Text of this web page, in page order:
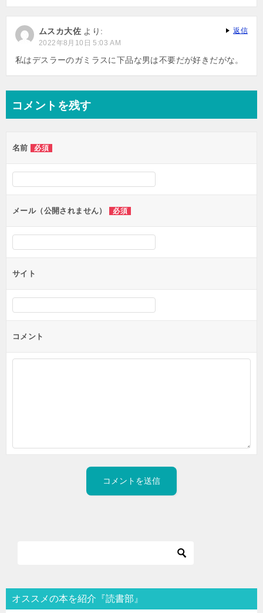
ムスカ大佐 より:
2022年8月10日 5:03 AM
私はデスラーのガミラスに下品な男は不要だが好きだがな。
返信
コメントを残す
名前 必須
メール（公開されません） 必須
サイト
コメント
オススメの本を紹介『読書部』